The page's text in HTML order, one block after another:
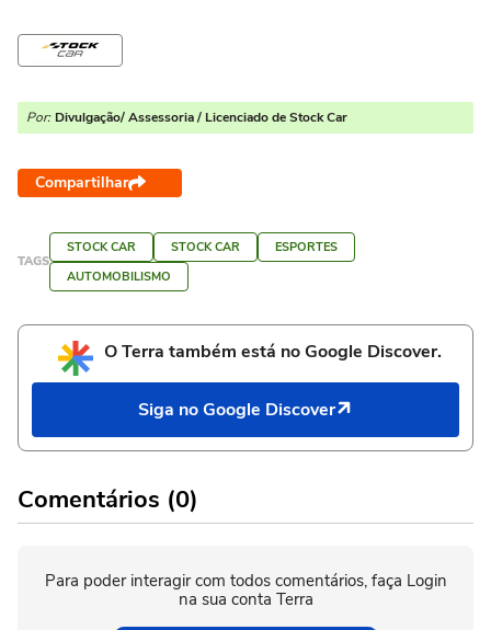
Por: Divulgação/ Assessoria / Licenciado de Stock Car
Compartilhar
TAGS
STOCK CAR STOCK CAR
ESPORTES
AUTOMOBILISMO
O Terra também está no Google Discover.
Siga no Google Discover
Comentários (0)
Para poder interagir com todos comentários, faça Login
na sua conta Terra